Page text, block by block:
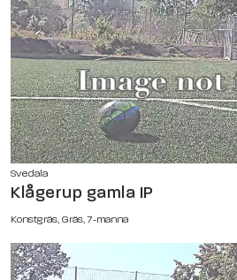
Svedala
Klågerup gamla IP
Konstgräs, Gräs, 7-manna